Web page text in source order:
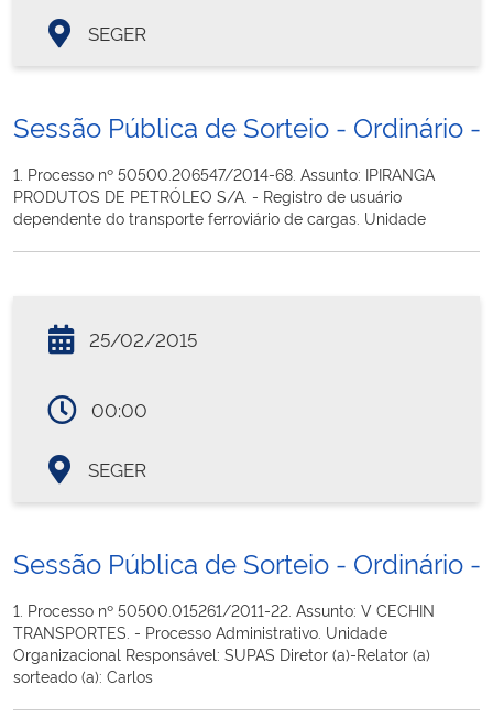
SEGER
Sessão Pública de Sorteio - Ordinário -
1. Processo nº 50500.206547/2014-68. Assunto: IPIRANGA
PRODUTOS DE PETRÓLEO S/A. - Registro de usuário
dependente do transporte ferroviário de cargas. Unidade
25/02/2015
00:00
SEGER
Sessão Pública de Sorteio - Ordinário -
1. Processo nº 50500.015261/2011-22. Assunto: V CECHIN
TRANSPORTES. - Processo Administrativo. Unidade
Organizacional Responsável: SUPAS Diretor (a)-Relator (a)
sorteado (a): Carlos